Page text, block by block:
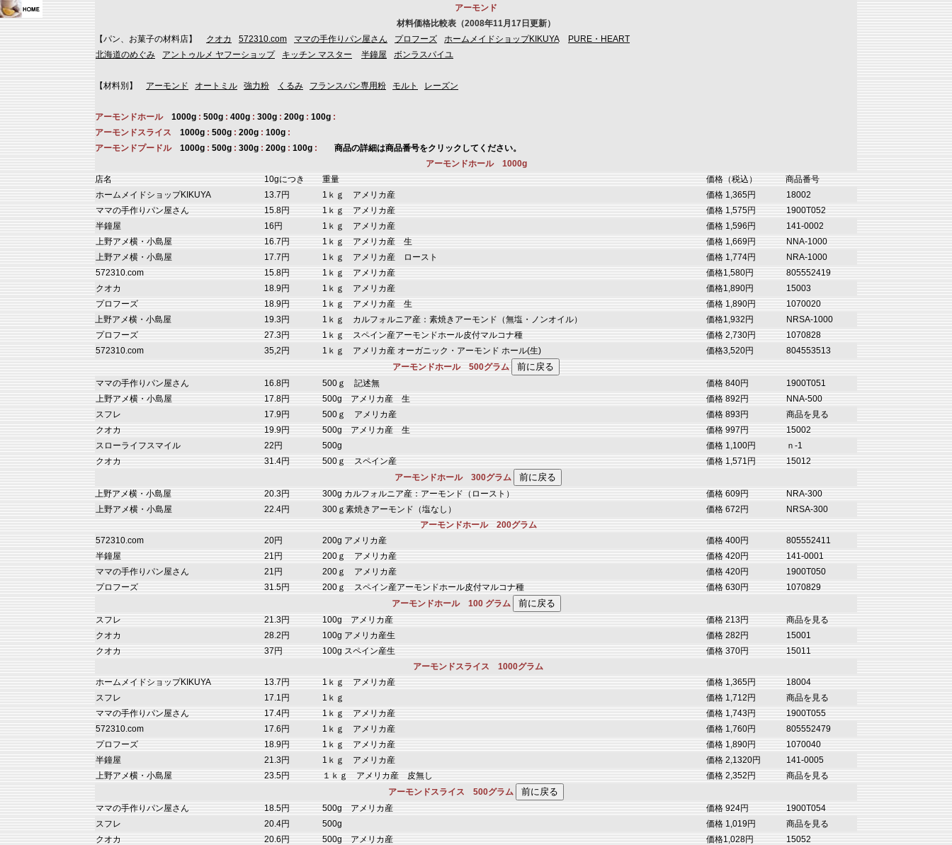
アーモンド
材料価格比較表（2008年11月17日更新）
【パン、お菓子の材料店】
クオカ 572310.com ママの手作りパン屋さん プロフーズ ホームメイドショップKIKUYA
PURE・HEART
北海道のめぐみ
アントゥルメ ヤフーショップ キッチン マスター 半鐘屋 ボンラスパイユ
【材料別】 アーモンド オートミル 強力粉 くるみ フランスパン専用粉 モルト レーズン
アーモンドホール 1000g : 500g : 400g : 300g : 200g : 100g :
アーモンドスライス 1000g : 500g : 200g : 100g :
アーモンドプードル 1000g : 500g : 300g : 200g : 100g : 商品の詳細は商品番号をクリックしてください。
アーモンドホール 1000g
店名
10gにつき 重量 価格（税込）
商品番号
ホームメイドショップKIKUYA
13.7円 1ｋｇ アメリカ産 価格 1,365円
18002
ママの手作りパン屋さん
15.8円 1ｋｇ アメリカ産 価格 1,575円
1900T052
半鐘屋
16円 1ｋｇ アメリカ産 価格 1,596円
141-0002
上野アメ横・小島屋
16.7円 1ｋｇ アメリカ産 生 価格 1,669円
NNA-1000
上野アメ横・小島屋
17.7円 1ｋｇ アメリカ産 ロースト 価格 1,774円
NRA-1000
572310.com
15.8円 1ｋｇ アメリカ産 価格1,580円
805552419
クオカ
18.9円 1ｋｇ アメリカ産 価格1,890円
15003
プロフーズ
18.9円 1ｋｇ アメリカ産 生 価格 1,890円
1070020
上野アメ横・小島屋
19.3円 1ｋｇ カルフォルニア産：素焼きアーモンド（無塩・ノンオイル） 価格1,932円
NRSA-1000
プロフーズ
27.3円 1ｋｇ スペイン産アーモンドホール皮付マルコナ種 価格 2,730円
1070828
572310.com
35,2円 1ｋｇ アメリカ産 オーガニック・アーモンド ホール(生) 価格3,520円
804553513
アーモンドホール 500グラム
ママの手作りパン屋さん
16.8円 500ｇ 記述無 価格 840円
1900T051
上野アメ横・小島屋
17.8円 500g アメリカ産 生 価格 892円
NNA-500
スフレ
17.9円 500ｇ アメリカ産 価格 893円
商品を見る
クオカ
19.9円 500g アメリカ産 生 価格 997円
15002
スローライフスマイル
22円 500g 価格 1,100円
ｎ-1
クオカ
31.4円 500ｇ スペイン産 価格 1,571円
15012
アーモンドホール 300グラム
上野アメ横・小島屋
20.3円 300g カルフォルニア産：アーモンド（ロースト） 価格 609円
NRA-300
上野アメ横・小島屋
22.4円 300ｇ素焼きアーモンド（塩なし） 価格 672円
NRSA-300
アーモンドホール 200グラム
572310.com
20円 200g アメリカ産 価格 400円
805552411
半鐘屋
21円 200ｇ アメリカ産 価格 420円
141-0001
ママの手作りパン屋さん
21円 200ｇ アメリカ産 価格 420円
1900T050
プロフーズ
31.5円 200ｇ スペイン産アーモンドホール皮付マルコナ種 価格 630円
1070829
アーモンドホール 100 グラム
スフレ
21.3円 100g アメリカ産 価格 213円
商品を見る
クオカ
28.2円 100g アメリカ産生 価格 282円
15001
クオカ
37円 100g スペイン産生 価格 370円
15011
アーモンドスライス 1000グラム
ホームメイドショップKIKUYA
13.7円 1ｋｇ アメリカ産 価格 1,365円
18004
スフレ
17.1円 1ｋｇ 価格 1,712円
商品を見る
ママの手作りパン屋さん
17.4円 1ｋｇ アメリカ産 価格 1,743円
1900T055
572310.com
17.6円 1ｋｇ アメリカ産 価格 1,760円
805552479
プロフーズ
18.9円 1ｋｇ アメリカ産 価格 1,890円
1070040
半鐘屋
21.3円 1ｋｇ アメリカ産 価格 2,1320円
141-0005
上野アメ横・小島屋
23.5円 １ｋｇ アメリカ産 皮無し 価格 2,352円
商品を見る
アーモンドスライス 500グラム
ママの手作りパン屋さん
18.5円 500g アメリカ産 価格 924円
1900T054
スフレ
20.4円 500g 価格 1,019円
商品を見る
クオカ
20.6円 500g アメリカ産 価格1,028円
15052